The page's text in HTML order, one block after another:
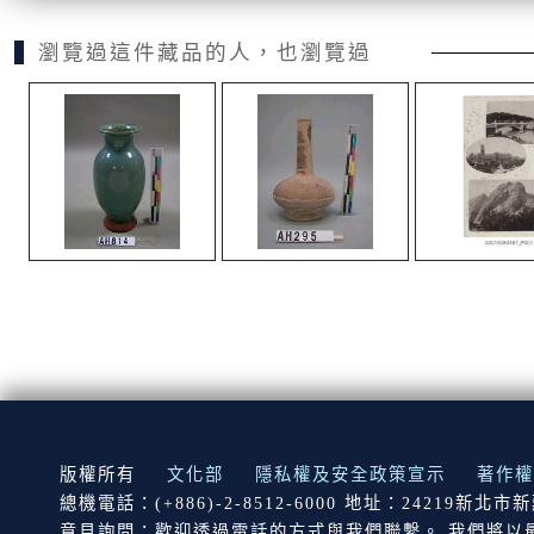
瀏覽過這件藏品的人，也瀏覽過
:::
版權所有 文化部 隱私權及安全政策宣示
著作
總機電話：(+886)-2-8512-6000 地址：24219新北市